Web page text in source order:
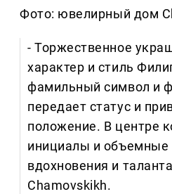
Фото: ювелирный дом
- Торжественное
характер и стиль
фамильный символ и
передает статус и
положение. В центре
инициалы и объемные
вдохновения и
Chamovskikh.